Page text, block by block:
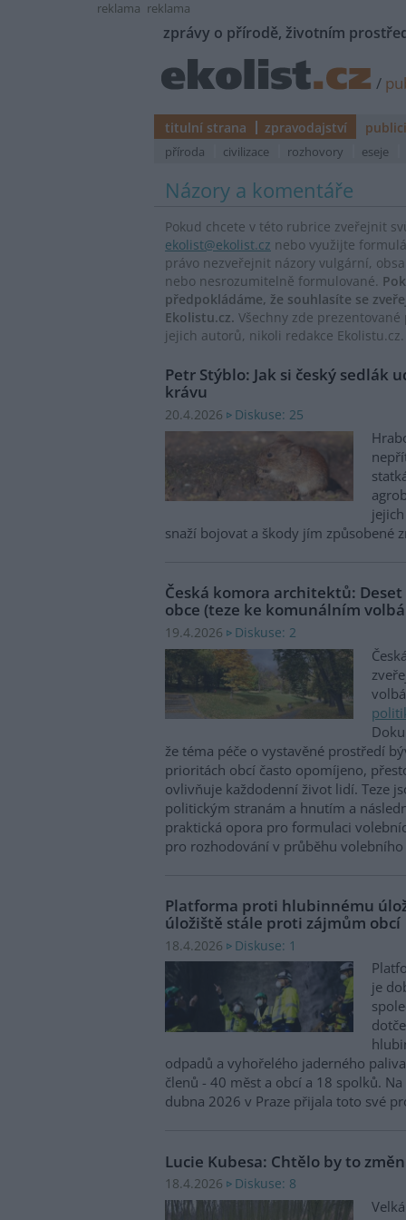
reklama reklama
zprávy o přírodě, životním
/
titulní strana zpravodajství
příroda civilizace rozhovory eseje
Názory a komentáře
Pokud chcete v této rubrice zveřejnit
ekolist@ekolist.cz nebo využijte
právo nezveřejnit názory vulgární,
nebo nesrozumitelně formulované.
předpokládáme, že souhlasíte se
Ekolistu.cz. Všechny zde
jejich autorů, nikoli redakce Ekolistu.cz.
Petr Stýblo: Jak si český sedlák
krávu
20.4.2026 Diskuse: 25
snaží bojovat a škody jím způsobené
Česká komora architektů:
obce (teze ke komunálním
19.4.2026 Diskuse: 2
že téma péče o vystavěné prostředí
prioritách obcí často opomíjeno,
ovlivňuje každodenní život lidí. Teze
politickým stranám a hnutím a
praktická opora pro formulaci
pro rozhodování v průběhu
Platforma proti hlubinnému
úložiště stále proti zájmům obcí
18.4.2026 Diskuse: 1
je
odpadů a vyhořelého jaderného
členů - 40 měst a obcí a 18 spolků.
dubna 2026 v Praze přijala toto své
Lucie Kubesa: Chtělo by to
18.4.2026 Diskuse: 8